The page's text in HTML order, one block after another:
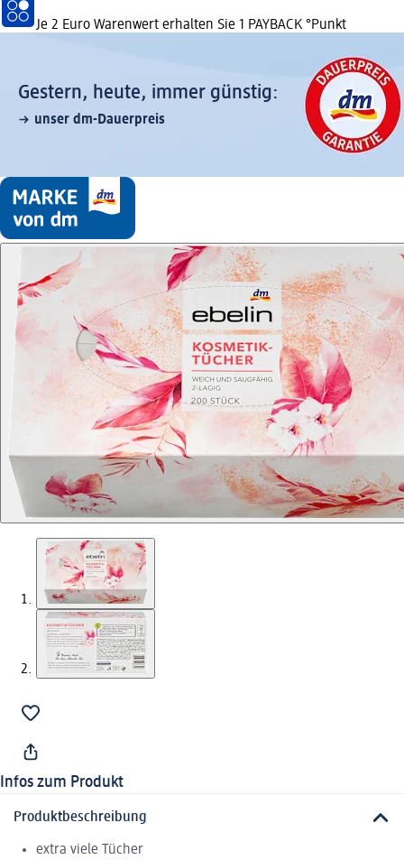
Je 2 Euro Warenwert erhalten Sie 1 PAYBACK °Punkt
Gestern, heute, immer günstig:
unser dm-Dauerpreis
Infos zum Produkt
Produktbeschreibung
extra viele Tücher